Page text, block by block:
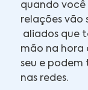
quando
relações vão
aliados que
mão na hora
seu e podem
nas redes.